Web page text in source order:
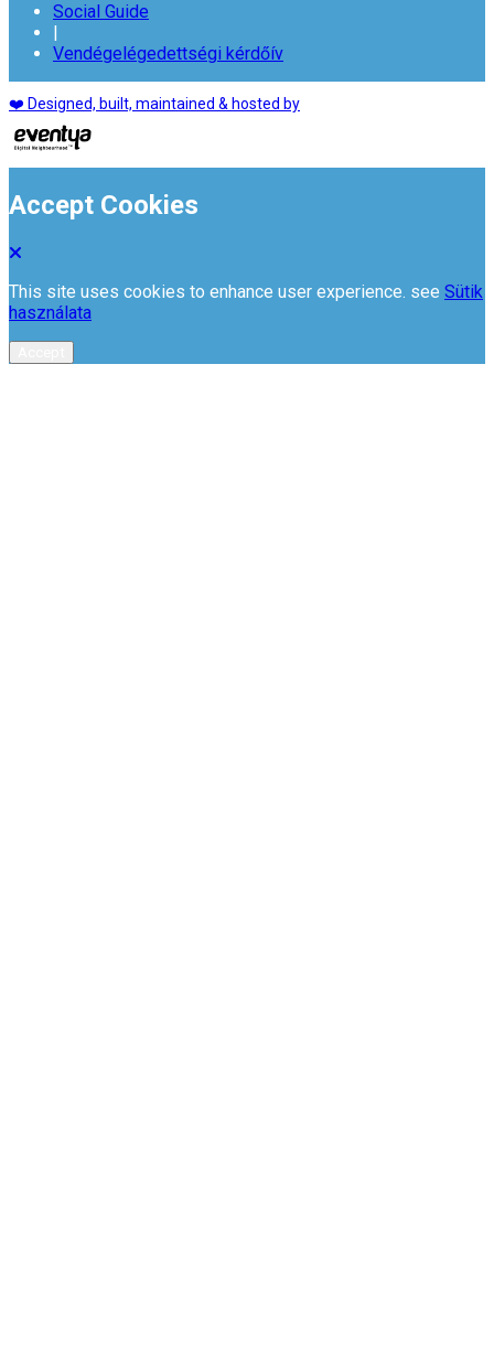
Social Guide
Vendégelégedettségi kérdőív
❤️ Designed, built, maintained & hosted by
Accept Cookies
This site uses cookies to enhance user experience. see Sütik
használata